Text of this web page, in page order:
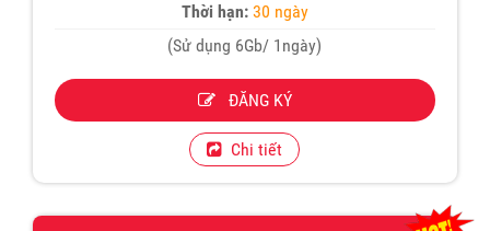
Thời hạn:30 ngày
(Sử dụng 6Gb/ 1ngày)
ĐĂNG KÝ
Chi tiết